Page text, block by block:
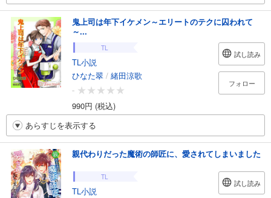
鬼上司は年下イケメン～エリートのテクに囚われて
～...
TL
TL小説
ひなた翠 / 緒田涼歌
-
990円 (税込)
試し読み
フォロー
あらすじを表示する
親代わりだった魔術の師匠に、愛されてしまいました
TL
TL小説
試し読み